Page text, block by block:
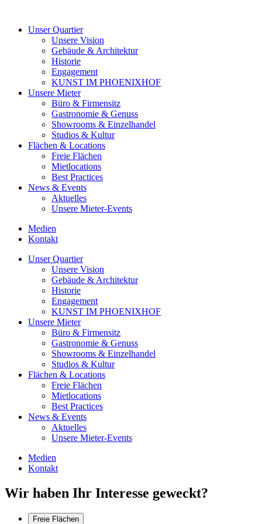
Unser Quartier
Unsere Vision
Gebäude & Architektur
Historie
Engagement
KUNST IM PHOENIXHOF
Unsere Mieter
Büro & Firmensitz
Gastronomie & Genuss
Showrooms & Einzelhandel
Studios & Kultur
Flächen & Locations
Freie Flächen
Mietlocations
Best Practices
News & Events
Aktuelles
Unsere Mieter-Events
Medien
Kontakt
Unser Quartier
Unsere Vision
Gebäude & Architektur
Historie
Engagement
KUNST IM PHOENIXHOF
Unsere Mieter
Büro & Firmensitz
Gastronomie & Genuss
Showrooms & Einzelhandel
Studios & Kultur
Flächen & Locations
Freie Flächen
Mietlocations
Best Practices
News & Events
Aktuelles
Unsere Mieter-Events
Medien
Kontakt
Wir haben Ihr Interesse geweckt?
Freie Flächen